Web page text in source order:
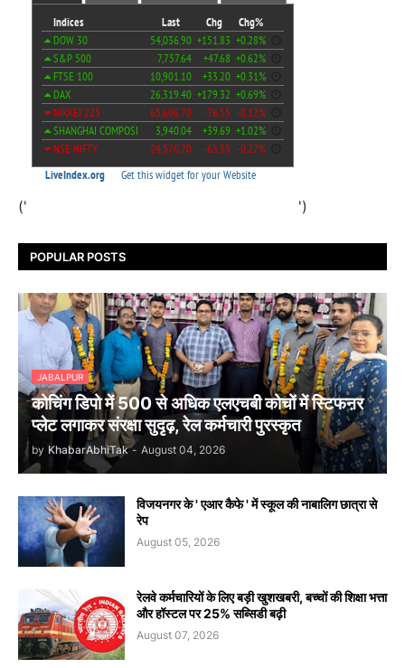
(' ')
POPULAR POSTS
JABALPUR
कोचिंग डिपो में 500 से अधिक एलएचबी कोचों में स्टिफऩर
प्लेट लगाकर संरक्षा सुदृढ़, रेल कर्मचारी पुरस्कृत
by KhabarAbhiTak - August 04, 2026
विजयनगर के ' एआर कैफे ' में स्कूल की नाबालिग छात्रा से
रेप
August 05, 2026
रेलवे कर्मचारियों के लिए बड़ी खुशखबरी, बच्चों की शिक्षा भत्ता
और हॉस्टल पर 25% सब्सिडी बढ़ी
August 07, 2026